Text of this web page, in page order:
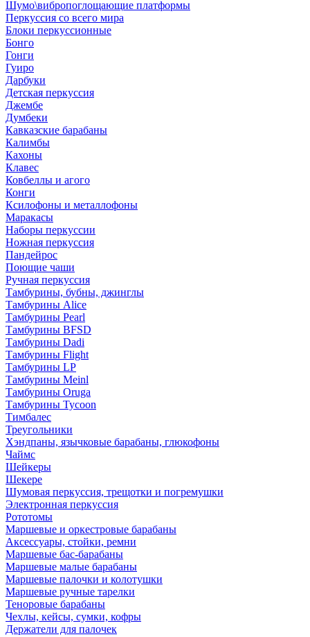
Шумо\вибропоглощающие платформы
Перкуссия со всего мира
Блоки перкуссионные
Бонго
Гонги
Гуиро
Дарбуки
Детская перкуссия
Джембе
Думбеки
Кавказские барабаны
Калимбы
Кахоны
Клавес
Ковбеллы и агого
Конги
Ксилофоны и металлофоны
Маракасы
Наборы перкуссии
Ножная перкуссия
Пандейрос
Поющие чаши
Ручная перкуссия
Тамбурины, бубны, джинглы
Тамбурины Alice
Тамбурины Pearl
Тамбурины BFSD
Тамбурины Dadi
Тамбурины Flight
Тамбурины LP
Тамбурины Meinl
Тамбурины Oruga
Тамбурины Tycoon
Тимбалес
Треугольники
Хэндпаны, язычковые барабаны, глюкофоны
Чаймс
Шейкеры
Шекере
Шумовая перкуссия, трещотки и погремушки
Электронная перкуссия
Рототомы
Маршевые и оркестровые барабаны
Аксессуары, стойки, ремни
Маршевые бас-барабаны
Маршевые малые барабаны
Маршевые палочки и колотушки
Маршевые ручные тарелки
Теноровые барабаны
Чехлы, кейсы, сумки, кофры
Держатели для палочек